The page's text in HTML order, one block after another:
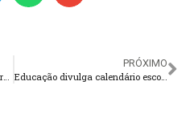
Motoqueiro é detido após ser flagrado trafegando na calçada em Teresópolis
PRÓXIMO
Educação divulga calendário escolar da rede municipal